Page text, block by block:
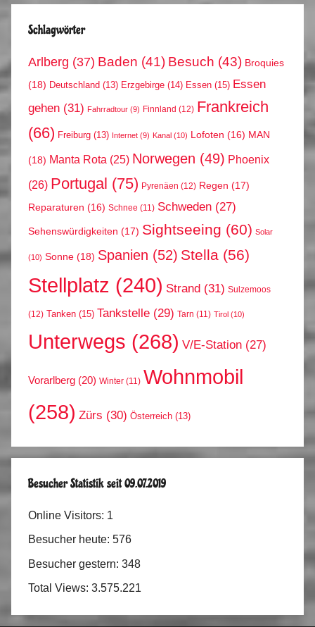
Schlagwörter
Arlberg (37) Baden (41) Besuch (43) Broquies
(18) Deutschland (13) Erzgebirge (14) Essen (15) Essen
gehen (31) Fahrradtour (9) Finnland (12) Frankreich
(66) Freiburg (13) Internet (9) Kanal (10) Lofoten (16) MAN
(18) Manta Rota (25) Norwegen (49) Phoenix
(26) Portugal (75) Pyrenäen (12) Regen (17)
Reparaturen (16) Schnee (11) Schweden (27)
Sehenswürdigkeiten (17) Sightseeing (60) Solar
(10) Sonne (18) Spanien (52) Stella (56)
Stellplatz (240) Strand (31) Sulzemoos
(12) Tanken (15) Tankstelle (29) Tarn (11) Tirol (10)
Unterwegs (268) V/E-Station (27)
Vorarlberg (20) Winter (11) Wohnmobil
(258) Zürs (30) Österreich (13)
Besucher Statistik seit 09.07.2019
Online Visitors: 1
Besucher heute: 576
Besucher gestern: 348
Total Views: 3.575.221